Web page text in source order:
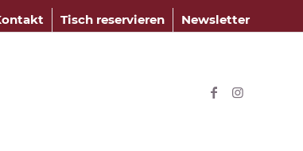
Tisch reservieren Newsletter